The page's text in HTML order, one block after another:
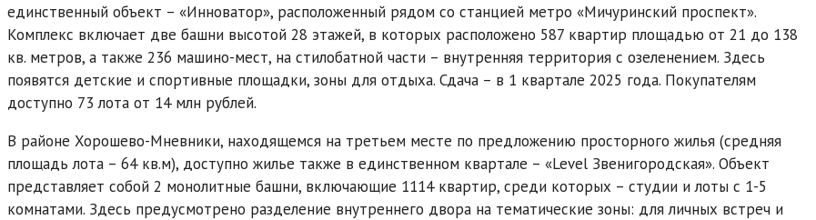
единственный объект – «Инноватор», расположенный рядом со станцией метро «Мичуринский проспект».
Комплекс включает две башни высотой 28 этажей, в которых расположено 587 квартир площадью от 21 до 138
кв. метров, а также 236 машино-мест, на стилобатной части – внутренняя территория с озеленением. Здесь
появятся детские и спортивные площадки, зоны для отдыха. Сдача – в 1 квартале 2025 года. Покупателям
доступно 73 лота от 14 млн рублей.
В районе Хорошево-Мневники, находящемся на третьем месте по предложению просторного жилья (средняя
площадь лота – 64 кв.м), доступно жилье также в единственном квартале – «Level Звенигородская». Объект
представляет собой 2 монолитные башни, включающие 1114 квартир, среди которых – студии и лоты с 1-5
комнатами. Здесь предусмотрено разделение внутреннего двора на тематические зоны: для личных встреч и